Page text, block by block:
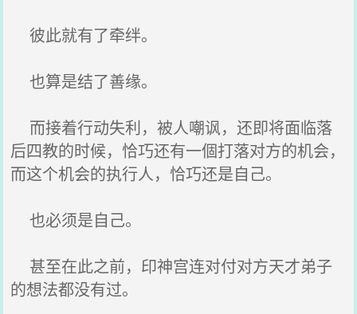
彼此就有了牵绊。
也算是结了善缘。
而接着行动失利，被人嘲讽，还即将面临落
后四教的时候，恰巧还有一個打落对方的机会，
而这个机会的执行人，恰巧还是自己。
也必须是自己。
甚至在此之前，印神宫连对付对方天才弟子
的想法都没有过。